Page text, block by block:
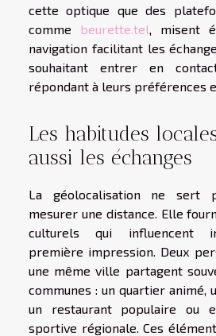
cette optique que des
comme beurette.tel, misent
navigation facilitant les
souhaitant entrer en
répondant à leurs préférences
Les habitudes
aussi les échanges
La géolocalisation ne sert
mesurer une distance. Elle
culturels qui influencent
première impression. Deux
une même ville partagent
communes : un quartier animé,
un restaurant populaire ou
sportive régionale. Ces